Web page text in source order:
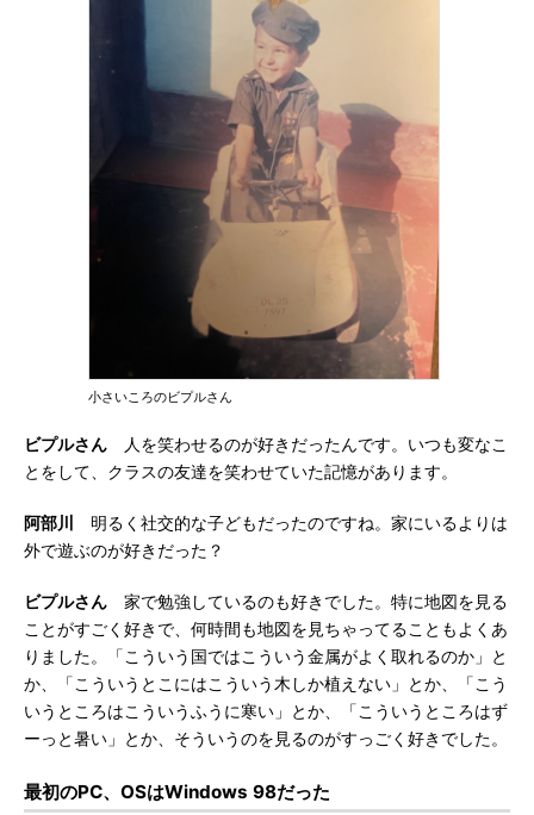
小さいころのビプルさん
ビプルさん 人を笑わせるのが好きだったんです。いつも変なこ
とをして、クラスの友達を笑わせていた記憶があります。
阿部川
明るく社交的な子どもだったのですね。家にいるよりは
外で遊ぶのが好きだった？
ビプルさん 家で勉強しているのも好きでした。特に地図を見る
ことがすごく好きで、何時間も地図を見ちゃってることもよくあ
りました。「こういう国ではこういう金属がよく取れるのか」と
か、「こういうとこにはこういう木しか植えない」とか、「こう
いうところはこういうふうに寒い」とか、「こういうところはず
ーっと暑い」とか、そういうのを見るのがすっごく好きでした。
最初のPC、OSはWindows 98だった